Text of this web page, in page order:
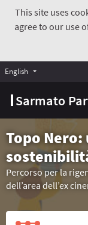
This site uses
agree to our use
Sarmato
English Choose language
Topo
Percorso per la
dell’area dell’ex